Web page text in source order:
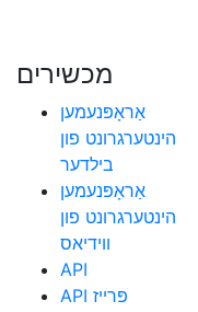
מכשירים
אַראָפּנעמען
הינטערגרונט פון
בילדער
אַראָפּנעמען
הינטערגרונט פון
ווידיאס
API
API פּרייז